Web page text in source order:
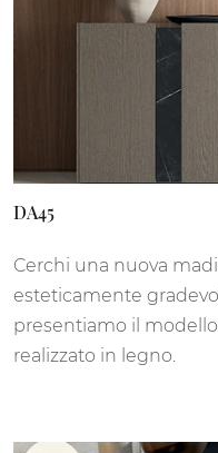
DA45
Cerchi una nuova
esteticamente
presentiamo il
realizzato in legno.